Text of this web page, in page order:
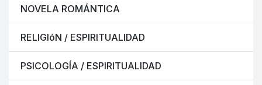
NOVELA ROMÁNTICA
RELIGIóN / ESPIRITUALIDAD
PSICOLOGÍA / ESPIRITUALIDAD